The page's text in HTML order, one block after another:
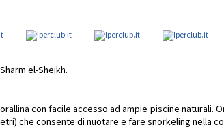
el-Sheikh.
con facile accesso ad ampie piscine naturali.
che consente di nuotare e fare snorkeling nella